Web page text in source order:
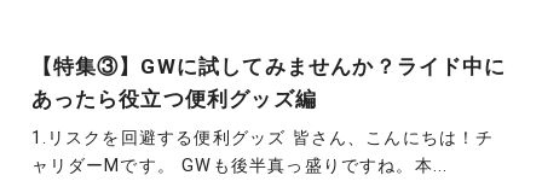
【特集③】GWに試してみませんか？ライド中に
あったら役立つ便利グッズ編
1.リスクを回避する便利グッズ 皆さん、こんにちは！チ
ャリダーMです。 GWも後半真っ盛りですね。本...